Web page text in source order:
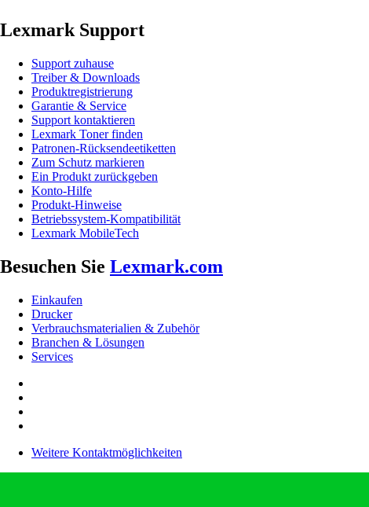
Lexmark Support
Support zuhause
Treiber & Downloads
Produktregistrierung
Garantie & Service
Support kontaktieren
Lexmark Toner finden
Patronen-Rücksendeetiketten
Zum Schutz markieren
Ein Produkt zurückgeben
Konto-Hilfe
Produkt-Hinweise
Betriebssystem-Kompatibilität
Lexmark MobileTech
Besuchen Sie Lexmark.com
Einkaufen
Drucker
Verbrauchsmaterialien & Zubehör
Branchen & Lösungen
Services
Weitere Kontaktmöglichkeiten